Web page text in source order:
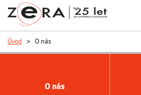
Úvod > O nás
O nás